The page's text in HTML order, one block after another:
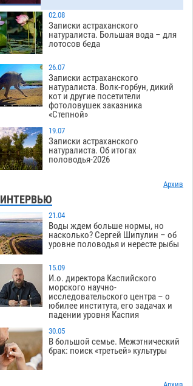
02.08
Записки астраханского
натуралиста. Большая вода – для
лотосов беда
26.07
Записки астраханского
натуралиста. Волк-горбун, дикий
кот и другие посетители
фотоловушек заказника
«Степной»
19.07
Записки астраханского
натуралиста. Об итогах
половодья-2026
Архив
ИНТЕРВЬЮ
21.04
Воды ждем больше нормы, но
насколько? Сергей Шипулин – об
уровне половодья и нересте рыбы
15.09
И.о. директора Каспийского
морского научно-
исследовательского центра – о
юбилее института, его задачах и
падении уровня Каспия
30.05
В большой семье. Межэтнический
брак: поиск «третьей» культуры